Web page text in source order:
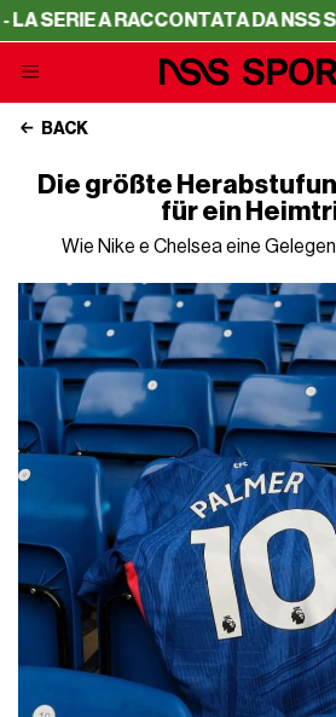
A RACCONTATA DA NSS SPORTS
BACK
Die größte
für ein
Wie Nike e Chelsea eine